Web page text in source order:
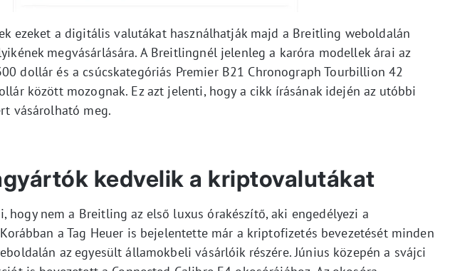
ezeket a digitális valutákat használhatják majd a Breitling weboldalán
megvásárlására. A Breitlingnél jelenleg a karóra modellek árai az
dollár és a csúcskategóriás Premier B21 Chronograph Tourbillion 42
között mozognak. Ez azt jelenti, hogy a cikk írásának idején az utóbbi
vásárolható meg.
kedvelik a kriptovalutákat
hogy nem a Breitling az első luxus órakészítő, aki engedélyezi a
a Tag Heuer is bejelentette már a kriptofizetés bevezetését minden
az egyesült államokbeli vásárlóik részére. Június közepén a svájci